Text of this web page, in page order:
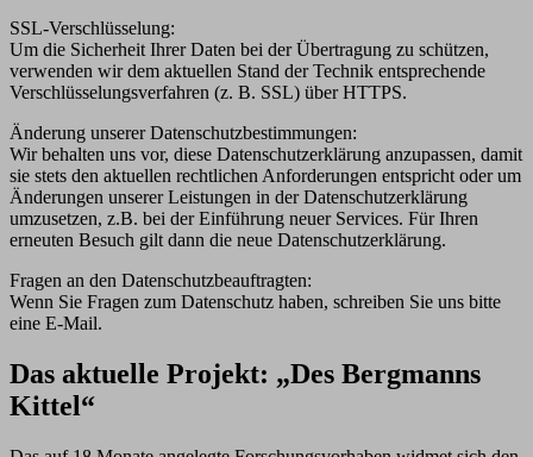
SSL-Verschlüsselung:
Um die Sicherheit Ihrer Daten bei der Übertragung zu schützen,
verwenden wir dem aktuellen Stand der Technik entsprechende
Verschlüsselungsverfahren (z. B. SSL) über HTTPS.
Änderung unserer Datenschutzbestimmungen:
Wir behalten uns vor, diese Datenschutzerklärung anzupassen, damit
sie stets den aktuellen rechtlichen Anforderungen entspricht oder um
Änderungen unserer Leistungen in der Datenschutzerklärung
umzusetzen, z.B. bei der Einführung neuer Services. Für Ihren
erneuten Besuch gilt dann die neue Datenschutzerklärung.
Fragen an den Datenschutzbeauftragten:
Wenn Sie Fragen zum Datenschutz haben, schreiben Sie uns bitte
eine E-Mail.
Das aktuelle Projekt: „Des Bergmanns
Kittel“